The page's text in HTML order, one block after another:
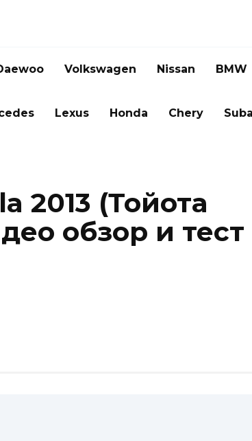
Volkswagen Nissan BMW
Lexus Honda Chery
2013 (Тойота
обзор и тест